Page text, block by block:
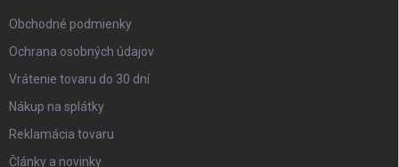
Obchodné podmienky
Ochrana osobných údajov
Vrátenie tovaru do 30 dní
Nákup na splátky
Reklamácia tovaru
Články a novinky